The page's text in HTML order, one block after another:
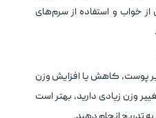
خواب و استفاده از سرم‌های
پوست، کاهش یا افزایش وزن
وزن زیادی دارید، بهتر است